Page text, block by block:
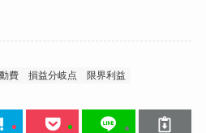
費 損益分岐点 限界利益